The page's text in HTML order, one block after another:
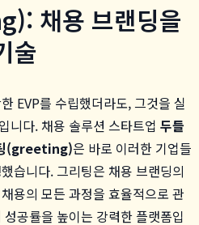
채용 브랜딩을
술
EVP를 수립했더라도, 그것을 실
니다. 채용 솔루션 스타트업 두들
(greeting)은 바로 이러한 기업들
습니다. 그리팅은 채용 브랜딩의
용의 모든 과정을 효율적으로 관
성공률을 높이는 강력한 플랫폼입